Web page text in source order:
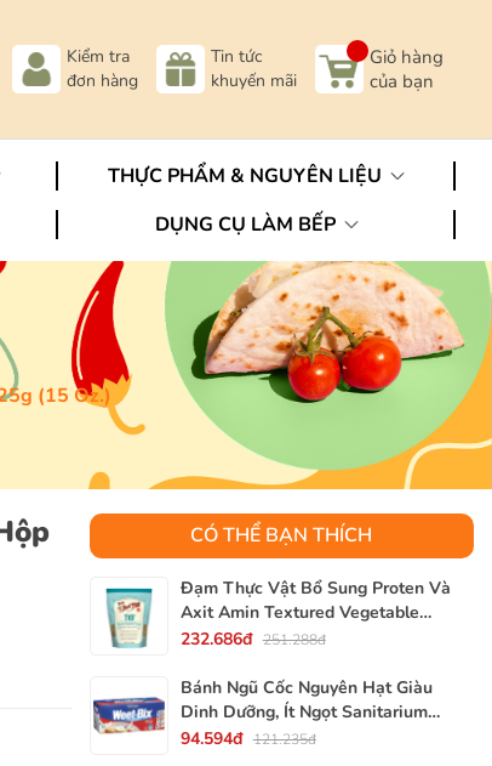
Kiểm tra
đơn hàng
Tin tức
khuyến mãi
Giỏ hàng
của bạn
THỰC PHẨM & NGUYÊN LIỆU
DỤNG CỤ LÀM BẾP
(15 Oz.)
CÓ THỂ BẠN THÍCH
Đạm Thực Vật Bổ Sung Proten Và
Axit Amin Textured Vegetable
Protein TVP Bob's Red Mill, Gói
232.686đ 251.288đ
Bánh Ngũ Cốc Nguyên Hạt Giàu
Dinh Dưỡng, Ít Ngọt Sanitarium
Weet-Bix, Hộp 375g
94.594đ 121.235đ